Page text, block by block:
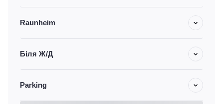
Raunheim
Біля Ж/Д
Parking